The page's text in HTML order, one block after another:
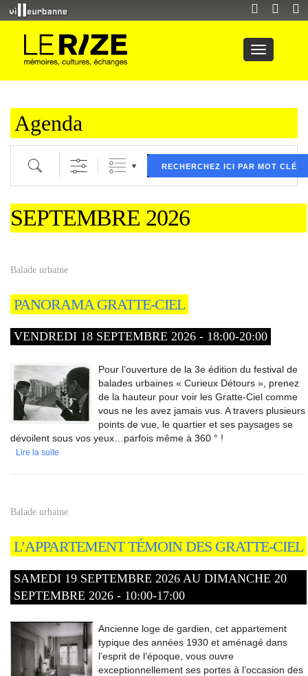
Agenda
Recherche par mot clé (ici) et / ou filtre (ci dessous) puis validez
RECHERCHEZ ICI PAR MOT CLÉ
SEPTEMBRE 2026
Balade urbaine
PANORAMA GRATTE-CIEL
VENDREDI 18 SEPTEMBRE 2026 - 18:00-20:00
Pour l’ouverture de la 3e édition du festival de
balades urbaines « Curieux Détours », prenez
de la hauteur pour voir les Gratte-Ciel comme
vous ne les avez jamais vus. A travers plusieurs
points de vue, le quartier et ses paysages se
dévoilent sous vos yeux…parfois même à 360 ° !
Lire la suite
Balade urbaine
L’APPARTEMENT TÉMOIN DES GRATTE-CIEL
SAMEDI 19 SEPTEMBRE 2026 AU DIMANCHE 20
SEPTEMBRE 2026 - 10:00-17:00
Ancienne loge de gardien, cet appartement
typique des années 1930 et aménagé dans
l’esprit de l’époque, vous ouvre
exceptionnellement ses portes à l’occasion des